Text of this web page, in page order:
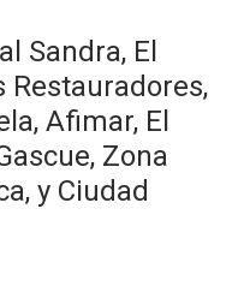
Sandra, El
Restauradores,
Afimar, El
Zona
y Ciudad